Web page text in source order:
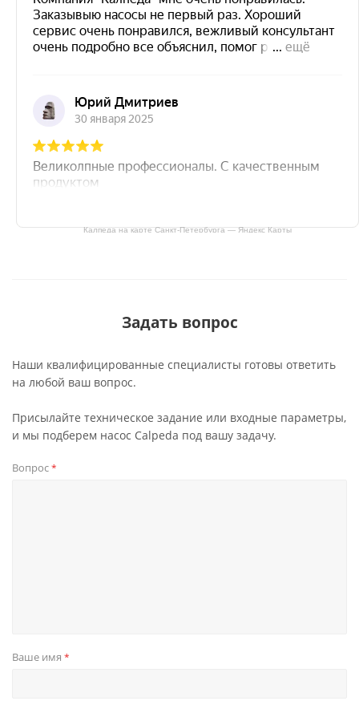
Калпеда на карте Санкт‑Петербурга — Яндекс Карты
Задать вопрос
Наши квалифицированные специалисты готовы ответить
на любой ваш вопрос.
Присылайте техническое задание или входные параметры,
и мы подберем насос Calpeda под вашу задачу.
Вопрос*
Ваше имя *